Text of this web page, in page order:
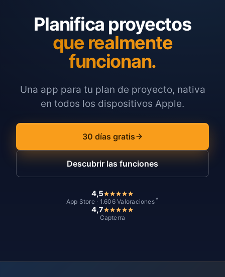
Planifica proyectos
que realmente
funcionan.
Una app para tu plan de proyecto, nativa
en todos los dispositivos Apple.
30 días gratis
Descubrir las funciones
4,5
App Store · 1.606 Valoraciones *
4,7
Capterra